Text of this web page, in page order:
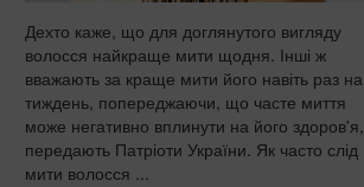
Дехто каже, що для доглянутого вигляду
волосся найкраще мити щодня. Інші ж
вважають за краще мити його навіть раз на
тиждень, попереджаючи, що часте миття
може негативно вплинути на його здоров'я,
передають Патріоти України. Як часто слід
мити волосся ...